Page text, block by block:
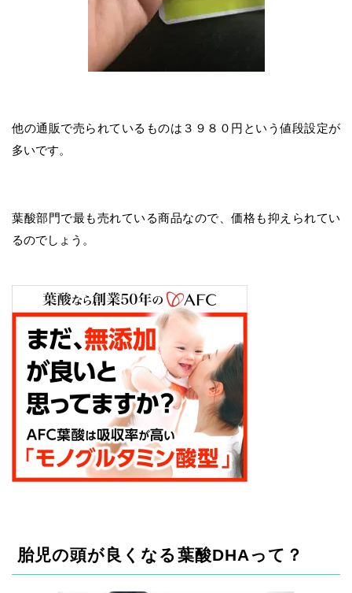
他の通販で売られているものは３９８０円という値段設定が
多いです。
葉酸部門で最も売れている商品なので、価格も抑えられてい
るのでしょう。
胎児の頭が良くなる葉酸DHAって？